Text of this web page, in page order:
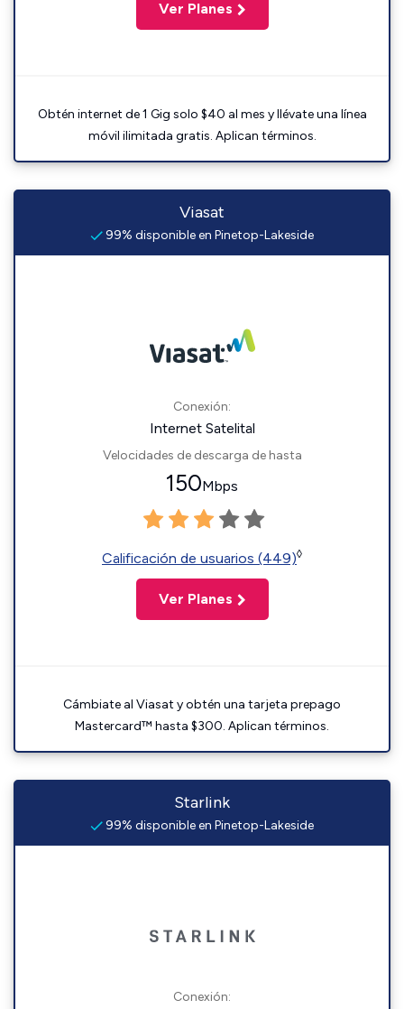
Ver Planes
Obtén internet de 1 Gig solo $40 al mes y llévate una línea
móvil ilimitada gratis. Aplican términos.
Viasat
99% disponible en Pinetop-Lakeside
Conexión:
Internet Satelital
Velocidades de descarga de hasta
150Mbps
Calificación de usuarios (449)◊
Ver Planes
Cámbiate al Viasat y obtén una tarjeta prepago
Mastercard™ hasta $300. Aplican términos.
Starlink
99% disponible en Pinetop-Lakeside
Conexión: